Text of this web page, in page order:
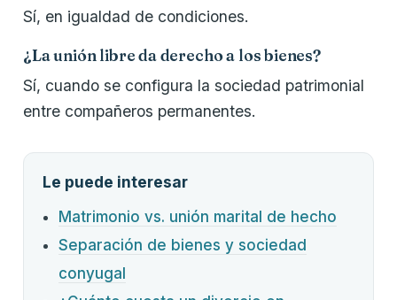
Sí, en igualdad de condiciones.
¿La unión libre da derecho a los bienes?
Sí, cuando se configura la sociedad patrimonial
entre compañeros permanentes.
Le puede interesar
Matrimonio vs. unión marital de hecho
Separación de bienes y sociedad
conyugal